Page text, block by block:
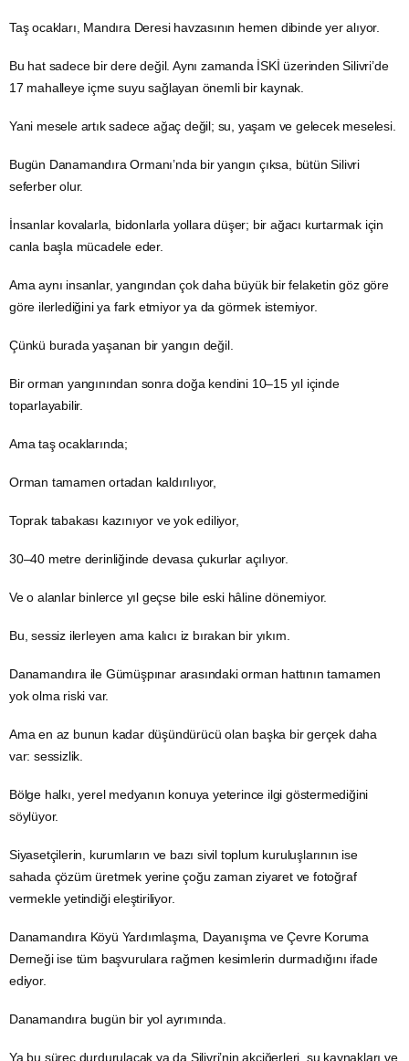
Taş ocakları, Mandıra Deresi havzasının hemen dibinde yer alıyor.
Bu hat sadece bir dere değil. Aynı zamanda İSKİ üzerinden Silivri’de
17 mahalleye içme suyu sağlayan önemli bir kaynak.
Yani mesele artık sadece ağaç değil; su, yaşam ve gelecek meselesi.
Bugün Danamandıra Ormanı’nda bir yangın çıksa, bütün Silivri
seferber olur.
İnsanlar kovalarla, bidonlarla yollara düşer; bir ağacı kurtarmak için
canla başla mücadele eder.
Ama aynı insanlar, yangından çok daha büyük bir felaketin göz göre
göre ilerlediğini ya fark etmiyor ya da görmek istemiyor.
Çünkü burada yaşanan bir yangın değil.
Bir orman yangınından sonra doğa kendini 10–15 yıl içinde
toparlayabilir.
Ama taş ocaklarında;
Orman tamamen ortadan kaldırılıyor,
Toprak tabakası kazınıyor ve yok ediliyor,
30–40 metre derinliğinde devasa çukurlar açılıyor.
Ve o alanlar binlerce yıl geçse bile eski hâline dönemiyor.
Bu, sessiz ilerleyen ama kalıcı iz bırakan bir yıkım.
Danamandıra ile Gümüşpınar arasındaki orman hattının tamamen
yok olma riski var.
Ama en az bunun kadar düşündürücü olan başka bir gerçek daha
var: sessizlik.
Bölge halkı, yerel medyanın konuya yeterince ilgi göstermediğini
söylüyor.
Siyasetçilerin, kurumların ve bazı sivil toplum kuruluşlarının ise
sahada çözüm üretmek yerine çoğu zaman ziyaret ve fotoğraf
vermekle yetindiği eleştiriliyor.
Danamandıra Köyü Yardımlaşma, Dayanışma ve Çevre Koruma
Derneği ise tüm başvurulara rağmen kesimlerin durmadığını ifade
ediyor.
Danamandıra bugün bir yol ayrımında.
Ya bu süreç durdurulacak ya da Silivri’nin akciğerleri, su kaynakları ve